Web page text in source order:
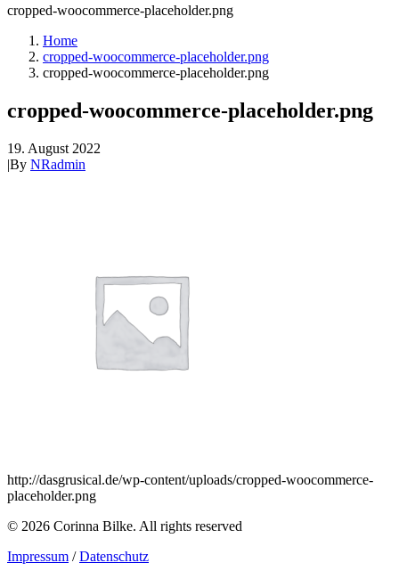
cropped-woocommerce-placeholder.png
Home
cropped-woocommerce-placeholder.png
cropped-woocommerce-placeholder.png
cropped-woocommerce-placeholder.png
19. August 2022
|By NRadmin
http://dasgrusical.de/wp-content/uploads/cropped-woocommerce-
placeholder.png
© 2026 Corinna Bilke. All rights reserved
Impressum /Datenschutz